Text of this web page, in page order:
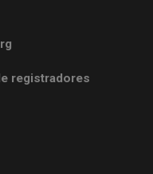
registradores
en ventana nueva)